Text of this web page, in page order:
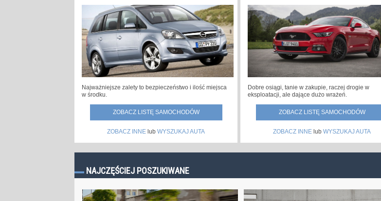
Najważniejsze zalety to bezpieczeństwo i ilość miejsca
w środku.
ZOBACZ LISTĘ SAMOCHODÓW
ZOBACZ INNE lub WYSZUKAJ AUTA
Dobre osiągi, tanie w zakupie, raczej drogie w
eksploatacji, ale dające dużo wrażeń.
ZOBACZ LISTĘ SAMOCHODÓW
ZOBACZ INNE lub WYSZUKAJ AUTA
NAJCZĘŚCIEJ POSZUKIWANE